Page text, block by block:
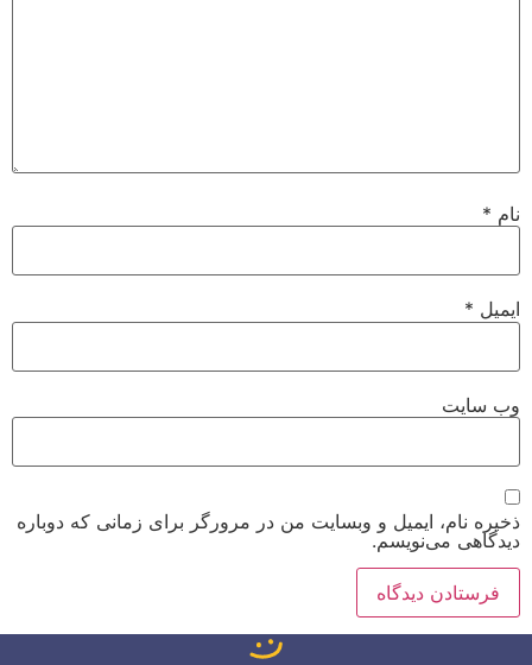
نام *
ایمیل *
وب‌ سایت
ذخیره نام، ایمیل و وبسایت من در مرورگر برای زمانی که دوباره
دیدگاهی می‌نویسم.